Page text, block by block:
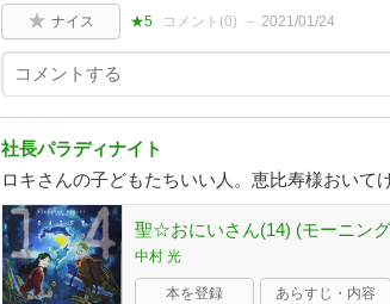
ナイス ★5 コメント(0) 2021/01/24
社長パラディナイト
ロキさんの子どもたちいい人。恵比寿様おいて
聖☆おにいさん(14) (モーニン
中村 光
本を登録 あらすじ・内容